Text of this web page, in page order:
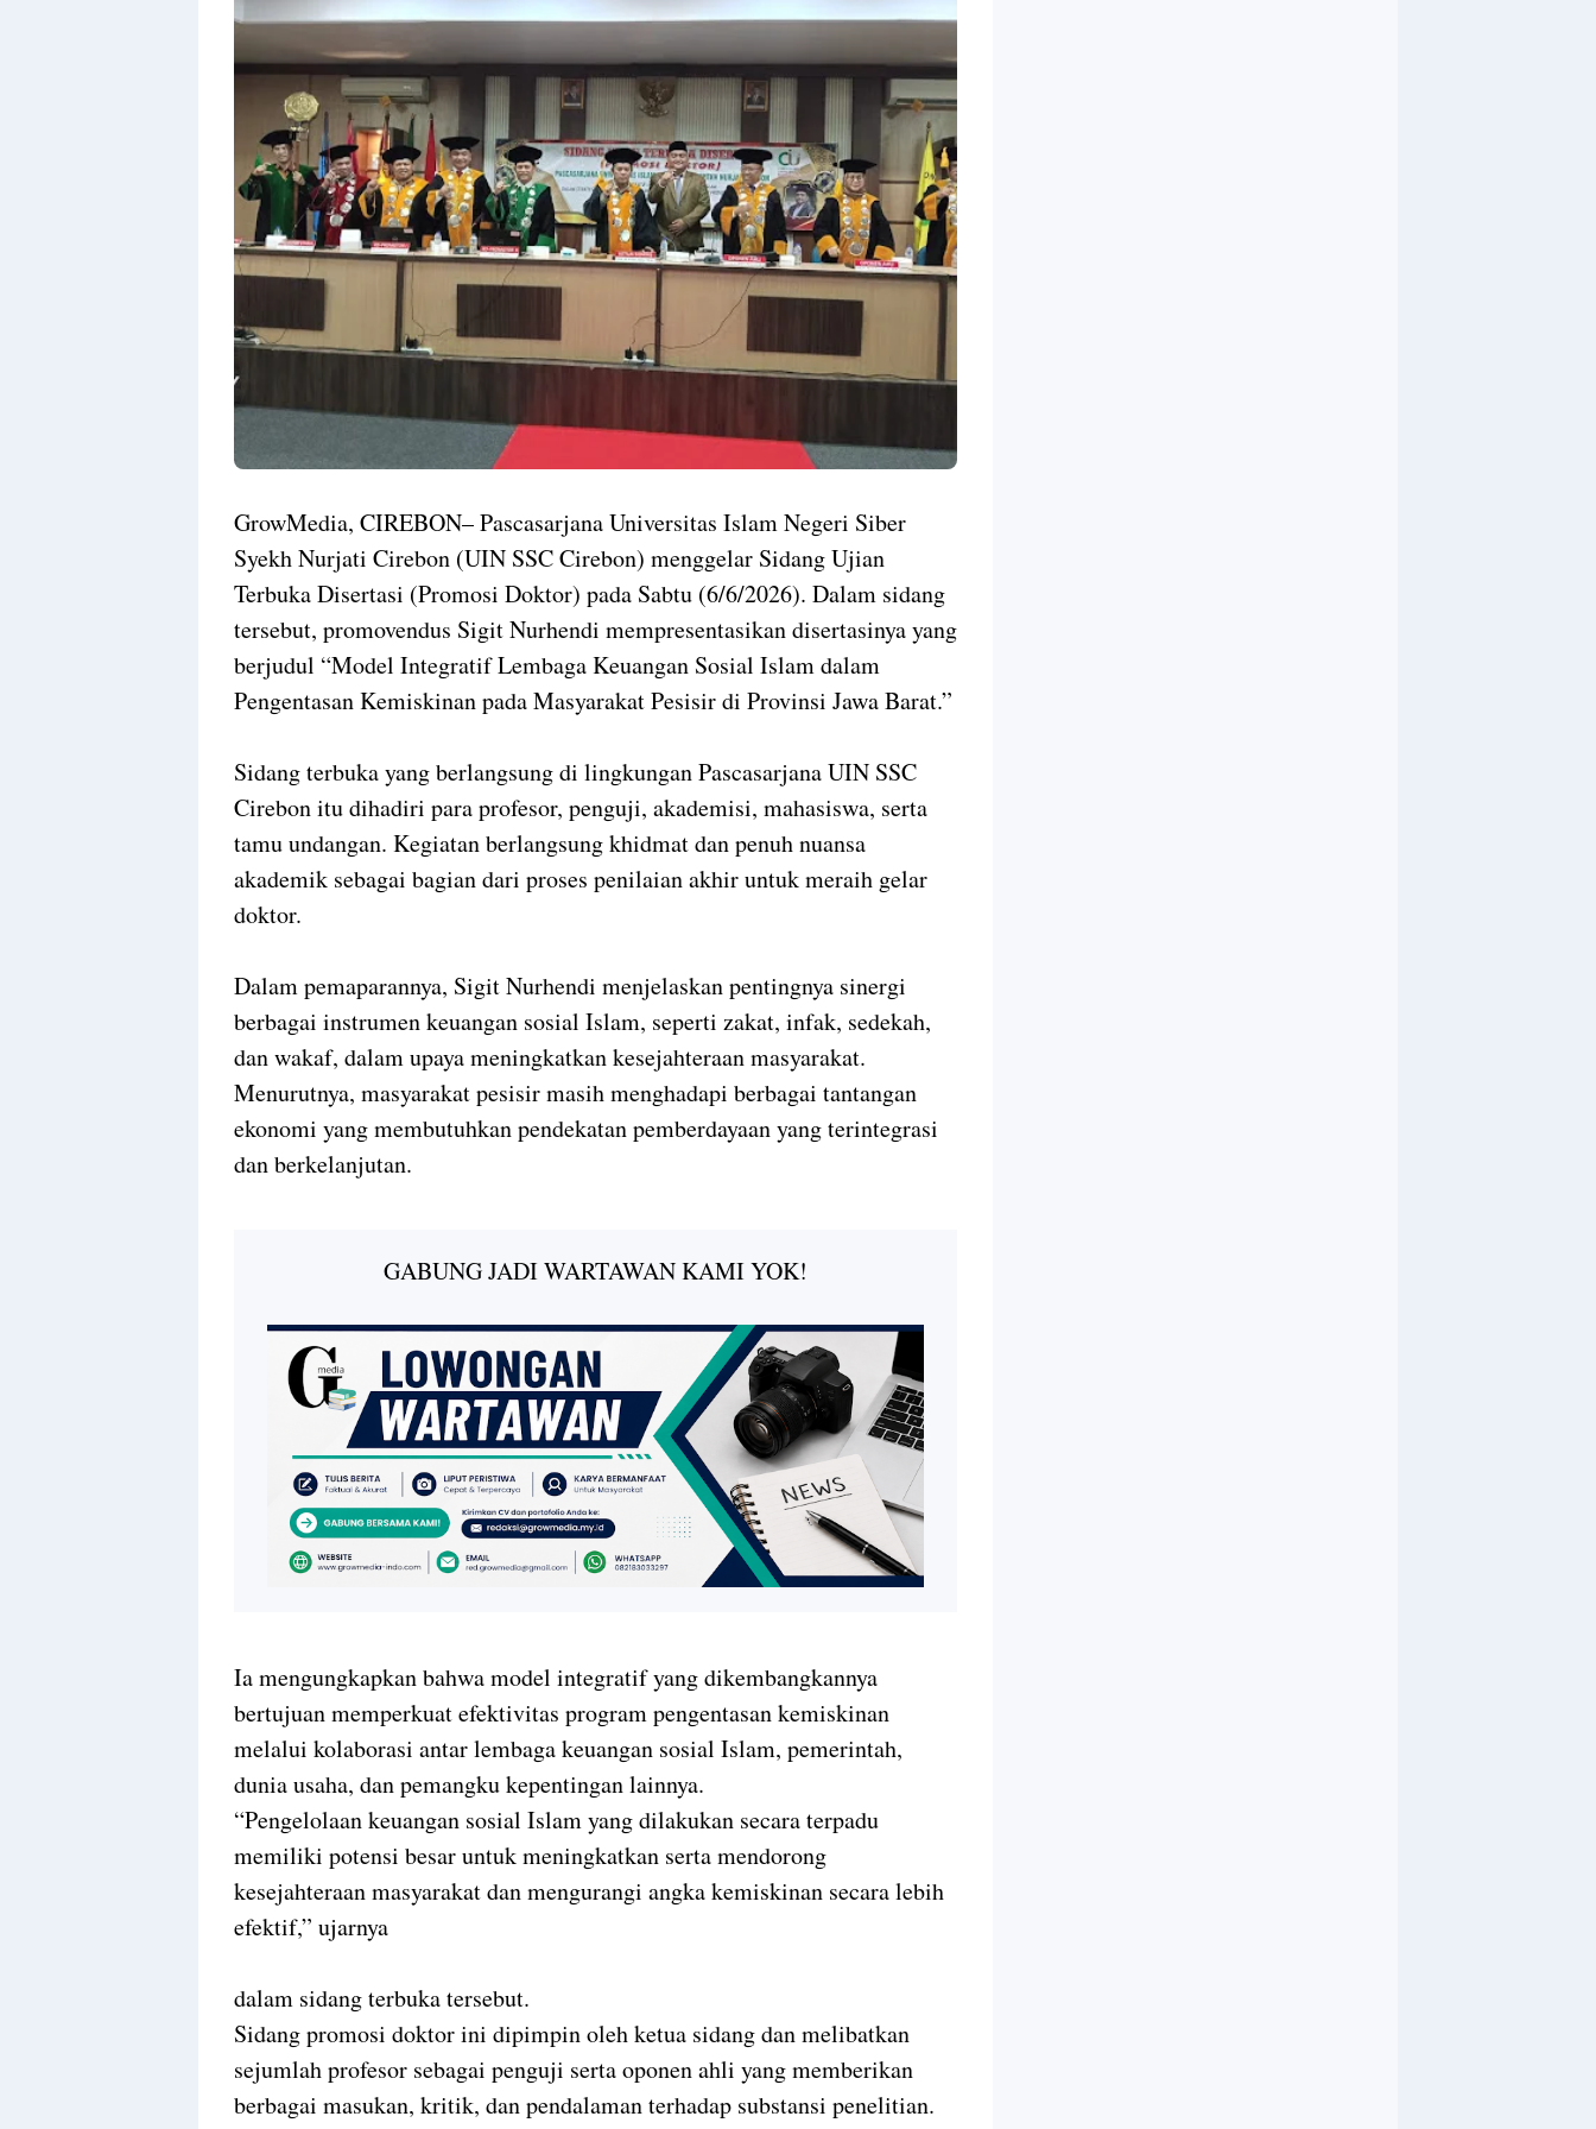
GrowMedia, CIREBON– Pascasarjana Universitas Islam Negeri Siber
Syekh Nurjati Cirebon (UIN SSC Cirebon) menggelar Sidang Ujian
Terbuka Disertasi (Promosi Doktor) pada Sabtu (6/6/2026). Dalam sidang
tersebut, promovendus Sigit Nurhendi mempresentasikan disertasinya yang
berjudul “Model Integratif Lembaga Keuangan Sosial Islam dalam
Pengentasan Kemiskinan pada Masyarakat Pesisir di Provinsi Jawa Barat.”
Sidang terbuka yang berlangsung di lingkungan Pascasarjana UIN SSC
Cirebon itu dihadiri para profesor, penguji, akademisi, mahasiswa, serta
tamu undangan. Kegiatan berlangsung khidmat dan penuh nuansa
akademik sebagai bagian dari proses penilaian akhir untuk meraih gelar
doktor.
Dalam pemaparannya, Sigit Nurhendi menjelaskan pentingnya sinergi
berbagai instrumen keuangan sosial Islam, seperti zakat, infak, sedekah,
dan wakaf, dalam upaya meningkatkan kesejahteraan masyarakat.
Menurutnya, masyarakat pesisir masih menghadapi berbagai tantangan
ekonomi yang membutuhkan pendekatan pemberdayaan yang terintegrasi
dan berkelanjutan.
GABUNG JADI WARTAWAN KAMI YOK!
Ia mengungkapkan bahwa model integratif yang dikembangkannya
bertujuan memperkuat efektivitas program pengentasan kemiskinan
melalui kolaborasi antar lembaga keuangan sosial Islam, pemerintah,
dunia usaha, dan pemangku kepentingan lainnya.
“Pengelolaan keuangan sosial Islam yang dilakukan secara terpadu
memiliki potensi besar untuk meningkatkan serta mendorong
kesejahteraan masyarakat dan mengurangi angka kemiskinan secara lebih
efektif,” ujarnya
dalam sidang terbuka tersebut.
Sidang promosi doktor ini dipimpin oleh ketua sidang dan melibatkan
sejumlah profesor sebagai penguji serta oponen ahli yang memberikan
berbagai masukan, kritik, dan pendalaman terhadap substansi penelitian.